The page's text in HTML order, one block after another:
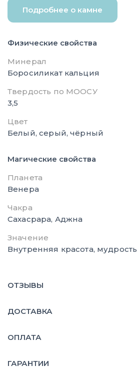
Подробнее о камне
Физические свойства
Минерал
Боросиликат кальция
Твердость по МООСУ
3,5
Цвет
Белый, серый, чёрный
Магические свойства
Планета
Венера
Чакра
Сахасрара, Аджна
Значение
Внутренняя красота, мудрость
ОТЗЫВЫ
ДОСТАВКА
ОПЛАТА
ГАРАНТИИ